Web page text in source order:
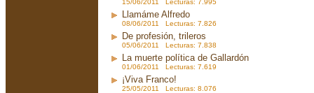
15/06/2011 Lecturas: 7.995
Llamáme Alfredo
08/06/2011 Lecturas: 7.826
De profesión, trileros
05/06/2011 Lecturas: 7.838
La muerte política de Gallardón
01/06/2011 Lecturas: 7.619
¡Viva Franco!
25/05/2011 Lecturas: 8.076